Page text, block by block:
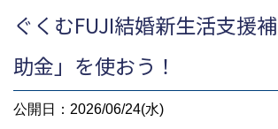
ぐくむFUJI結婚新生活支援補
助金」を使おう！
公開日：2026/06/24(水)